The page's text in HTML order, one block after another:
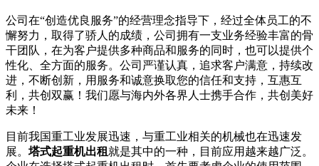
公司在“创造优良服务”的经营理念指导下，经过全体员工的不
懈努力，取得了骄人的成绩，公司拥有一支业务经验丰富的骨
干团队，在为客户提供多种商品和服务的同时，也可以提供个
性化、全方面的服务。公司严谨认真，追求客户满意，持续改
进，不断创新，用服务和诚意换取您的信任和支持，互惠互
利，共创双赢！我们愿与海内外各界人士携手合作，共创美好
未来！
目前我国重工业发展迅速，与重工业相关的机械也在迅速发
展。 塔式起重机出租 就是其中的一种，目前应用越来越广泛。